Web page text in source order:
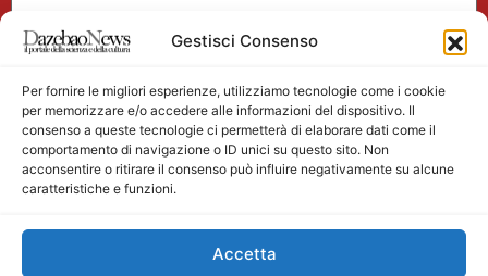
Gestisci Consenso
Per fornire le migliori esperienze, utilizziamo tecnologie come i cookie
per memorizzare e/o accedere alle informazioni del dispositivo. Il
consenso a queste tecnologie ci permetterà di elaborare dati come il
comportamento di navigazione o ID unici su questo sito. Non
acconsentire o ritirare il consenso può influire negativamente su alcune
caratteristiche e funzioni.
Accetta
Nome
Main partner